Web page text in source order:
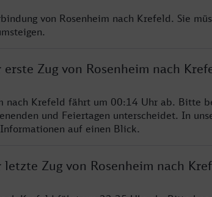
von Rosenheim nach Krefeld. Sie
Zug von Rosenheim nach
nach Krefeld fährt um 00:14 Uhr ab. Bitte
und Feiertagen unterscheidet. In
auf einen Blick.
Zug von Rosenheim nach